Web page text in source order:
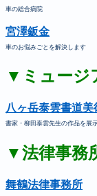
車の総合病院
宮澤鈑金
車のお悩みごとを解決します
▼ミュージ
八ヶ岳泰雲書道美
書家・柳田泰雲先生の作品を展
▼法律事務
舞鶴法律事務所